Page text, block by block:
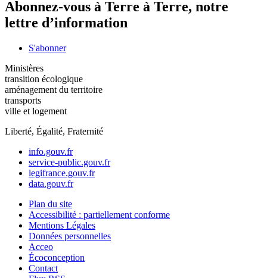
Abonnez-vous à Terre à Terre, notre
lettre d’information
S'abonner
Ministères
transition écologique
aménagement du territoire
transports
ville et logement
Liberté, Égalité, Fraternité
info.gouv.fr
service-public.gouv.fr
legifrance.gouv.fr
data.gouv.fr
Plan du site
Accessibilité : partiellement conforme
Mentions Légales
Données personnelles
Acceo
Écoconception
Contact